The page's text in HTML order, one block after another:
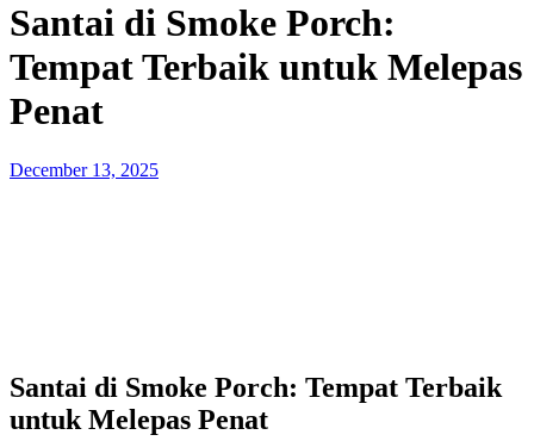
Santai di Smoke Porch:
Tempat Terbaik untuk Melepas
Penat
Posted
December 13, 2025
Santai di Smoke Porch: Tempat Terbaik
untuk Melepas Penat